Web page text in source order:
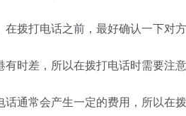
拨打电话之前，最好确认一下对
时差，所以在拨打电话时需要注
通常会产生一定的费用，所以在